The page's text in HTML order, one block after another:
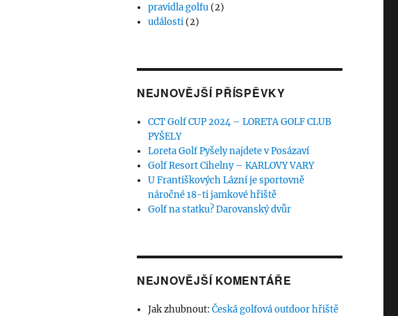
pravidla golfu (2)
události (2)
NEJNOVĚJŠÍ PŘÍSPĚVKY
CCT Golf CUP 2024 – LORETA GOLF CLUB
PYŠELY
Loreta Golf Pyšely najdete v Posázaví
Golf Resort Cihelny – KARLOVY VARY
U Františkových Lázní je sportovně
náročné 18-ti jamkové hřiště
Golf na statku? Darovanský dvůr
NEJNOVĚJŠÍ KOMENTÁŘE
Jak zhubnout:Česká golfová outdoor hřiště